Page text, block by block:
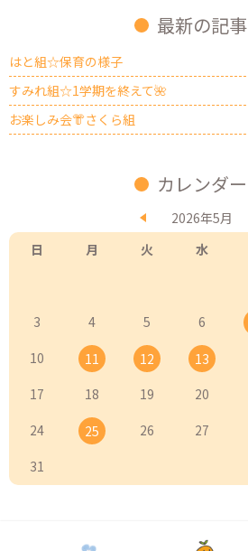
最新の記事
はと組☆保育の様子
すみれ組☆1学期を終えて🌺
お楽しみ会👘さくら組
カレンダー
2026年5月
日
月 火 水
3
4 5 6
10
11 12 13
17
18 19 20
24
25 26 27
31